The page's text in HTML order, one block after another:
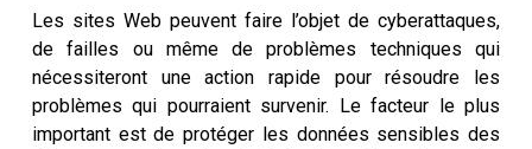
Les sites Web peuvent faire l’objet de cyberattaques,
de failles ou même de problèmes techniques qui
nécessiteront une action rapide pour résoudre les
problèmes qui pourraient survenir. Le facteur le plus
important est de protéger les données sensibles des